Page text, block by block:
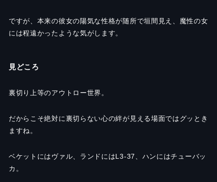
ですが、本来の彼女の陽気な性格が随所で垣間見え、魔性の女
には程遠かったような気がします。
見どころ
裏切り上等のアウトロー世界。
だからこそ絶対に裏切らない心の絆が見える場面ではグッとき
ますね。
ベケットにはヴァル、ランドにはL3-37
、ハンにはチューバッ
カ。